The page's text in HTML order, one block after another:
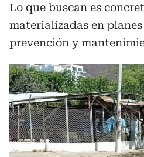
Lo que buscan es
materializadas en
prevención y